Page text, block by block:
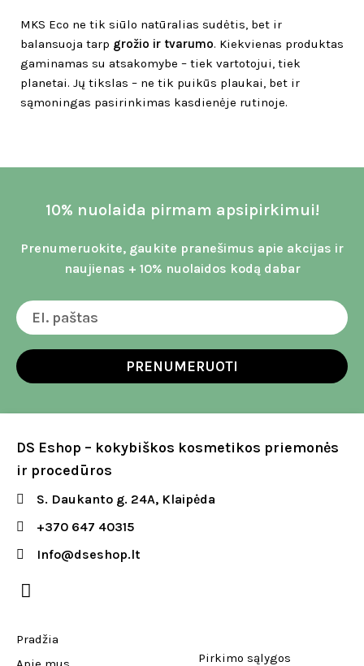
MKS Eco ne tik siūlo natūralias sudėtis, bet ir
balansuoja tarp grožio ir tvarumo. Kiekvienas produktas
gaminamas su atsakomybe – tiek vartotojui, tiek
planetai. Jų tikslas – ne tik puikūs plaukai, bet ir
sąmoningas pasirinkimas kasdienėje rutinoje.
10% nuolaida pirmam apsipirkimui!
Prenumeruokite, gaukite pranešimus apie akcijas ir
naujienas + 10% nuolaidos kodą dabar
PRENUMERUOTI
DS Eshop – kokybiškos kosmetikos priemonės
ir procedūros
S. Daukanto g. 24A, Klaipėda
+370 647 40315
Info@dseshop.lt
Pradžia
Pirkimo sąlygos